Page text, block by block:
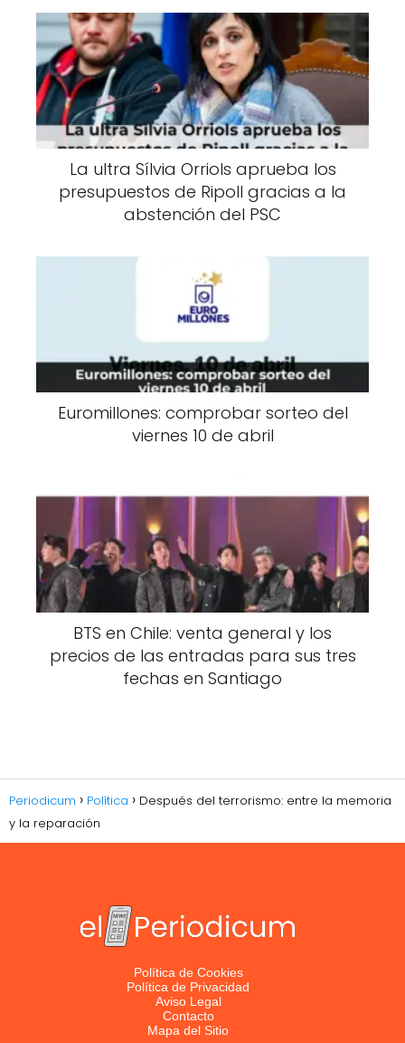
La ultra Sílvia Orriols aprueba los
presupuestos de Ripoll gracias a la
abstención del PSC
Euromillones: comprobar sorteo del
viernes 10 de abril
BTS en Chile: venta general y los
precios de las entradas para sus tres
fechas en Santiago
Periodicum Política
Después del terrorismo: entre la memoria
y la reparación
Política de Cookies
Política de Privacidad
Aviso Legal
Contacto
Mapa del Sitio